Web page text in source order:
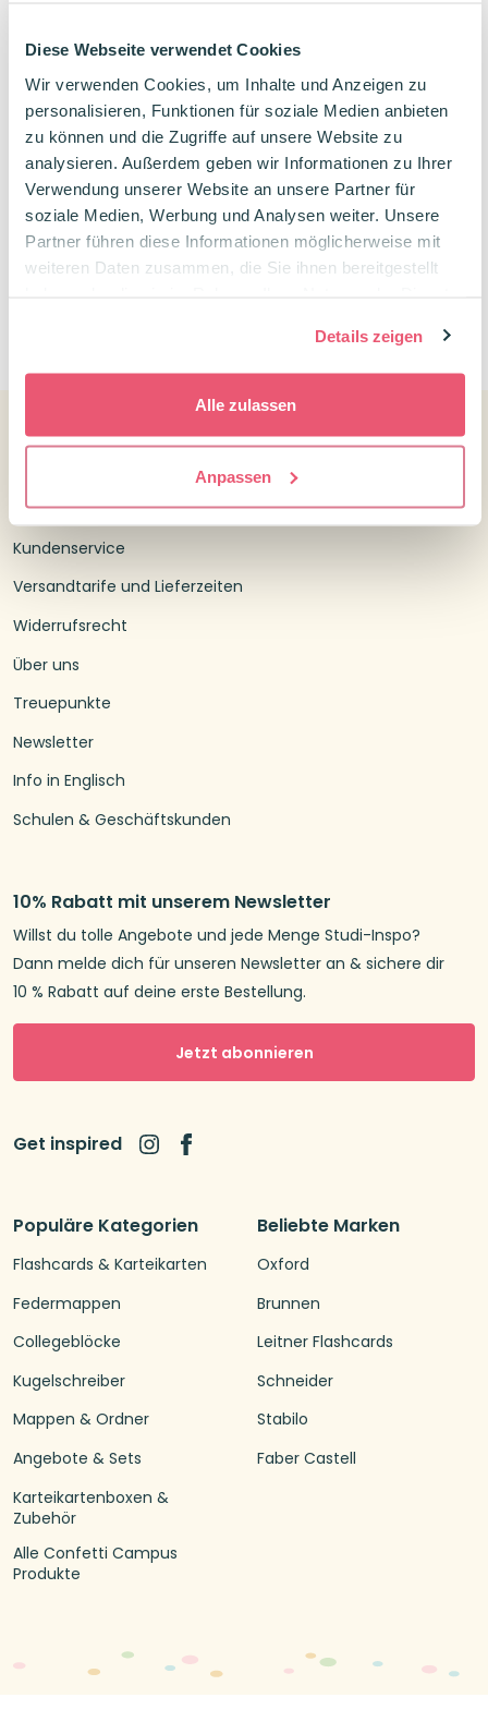
Diese Webseite verwendet Cookies
Wir verwenden Cookies, um Inhalte und Anzeigen zu
personalisieren, Funktionen für soziale Medien anbieten
zu können und die Zugriffe auf unsere Website zu
analysieren. Außerdem geben wir Informationen zu Ihrer
Verwendung unserer Website an unsere Partner für
soziale Medien, Werbung und Analysen weiter. Unsere
Partner führen diese Informationen möglicherweise mit
weiteren Daten zusammen, die Sie ihnen bereitgestellt
Details zeigen
Alle zulassen
Anpassen
FAQ
Populäre Kategorien
Flashcards & Karteikarten
Federmappen
Collegeblöcke
Kugelschreiber
Mappen & Ordner
Angebote & Sets
Karteikartenboxen &
Zubehör
Alle Confetti Campus
Produkte
Beliebte Marken
Oxford
Brunnen
Leitner Flashcards
Schneider
Stabilo
Faber Castell
Kontakt Confetti Campus
Kundenservice
Versandtarife und Lieferzeiten
Widerrufsrecht
Über uns
Treuepunkte
Newsletter
Info in Englisch
Schulen & Geschäftskunden
10% Rabatt mit unserem Newsletter
Willst du tolle Angebote und jede Menge Studi-Inspo?
Dann melde dich für unseren Newsletter an & sichere dir
10 % Rabatt auf deine erste Bestellung.
Jetzt abonnieren
Get inspired